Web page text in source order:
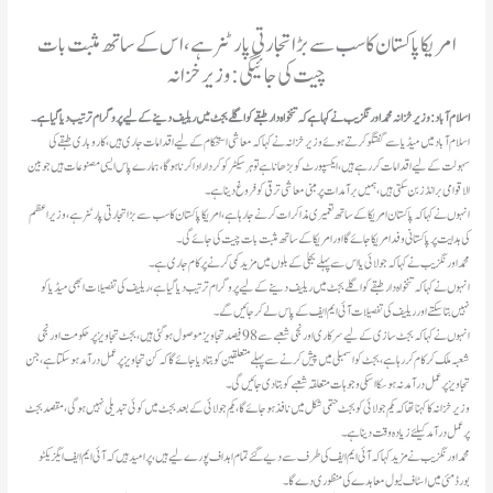
امریکا پاکستان کا سب سے بڑا تجارتی پارٹنر ہے، اس کے ساتھ مثبت بات
چیت کی جائیگی: وزیر خزانہ
اسلام آباد: وزیر خزانہ محمد اورنگزیب نے کہا ہےکہ تنخواہ دار طبقے کو اگلے بجٹ میں ریلیف دینے کے لیے پروگرام ترتیب دیا گیا ہے۔
اسلام آباد میں میڈیا سے گفتگو کرتے ہوئے وزیر خزانہ نے کہاکہ معاشی استحکام کے لیے اقدامات جاری ہیں، کاروباری طبقے کی
سہولت کے لیے اقدامات کر رہے ہیں، ایکسپورٹ کو بڑھانا ہے تو ہر سیکٹر کو کردار ادا کرنا ہوگا، ہمارے پاس ایسی مصنوعات ہیں جو بین
الاقوامی برانڈز بن سکتی ہیں، ہمیں برآمدات پر مبنی معاشی ترقی کو فروغ دینا ہے۔
انہوں نے کہا کہ پاکستان امریکا کے ساتھ تعمیری مذاکرات کرنے جا رہا ہے، امریکا پاکستان کا سب سے بڑا تجارتی پارٹنر ہے ، وزیر اعظم
کی ہدایت پر پاکستانی وفد امریکا جائے گا اور امریکا کے ساتھ مثبت بات چیت کی جائے گی۔
محمد اورنگزیب نے کہا کہ جولائی یا اس سے پہلے بجلی کے بلوں میں مزید کمی کرنے پر کام جاری ہے۔
انہوں نے کہا کہ تنخواہ دار طبقے کو اگلے بجٹ میں ریلیف دینے کے لیے پروگرام ترتیب دیا گیا ہے، ریلیف کی تفصیلات ابھی میڈیا کو
نہیں بتا سکتے اور ریلیف کی تفصیلات آئی ایم ایف کے پاس لے کر جائیں گے۔
انہوں نے کہا کہ بجٹ سازی کے لیے سرکاری اور نجی شعبے سے 98 فیصد تجاویز موصول ہوگئی ہیں، بجٹ تجاویز پر حکومت اور نجی
شعبہ ملک کر کام کر رہا ہے، بجٹ کو اسمبلی میں پیش کرنے سے پہلے متعلقین کو بتا دیا جائے گا کہ کن تجاویز پر عمل درآمد ہو سکتا ہے، جن
تجاویز پر عمل درآمد نہ ہو سکا اسکی وجوہات متعلقہ شعبے کوبتا دی جائیں گی۔
وزیر خزانہ کا کہنا تھا کہ یکم جولائی کو بجٹ حتمی شکل میں نافذ ہو جائے گا، یکم جولائی کےبعدبجٹ میں کوئی تبدیلی نہیں ہوگی، مقصد بجٹ
پرعمل درآمدکیلئے زیادہ وقت دینا ہے۔
محمد اورنگزیب نے مزید کہا کہ آئی ایم ایف کی طرف سے دیےگئےتمام اہداف پورے لیے ہیں، پرامید ہیں کہ آئی ایم ایف ایگزیکٹو
بورڈ مئی میں اسٹاف لیول معاہدے کی منظوری دے گا۔